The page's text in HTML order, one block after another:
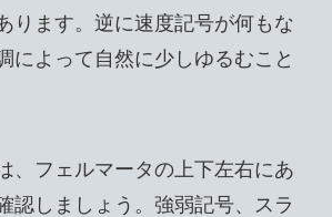
ります。逆に速度記号が何もな
によって自然に少しゆるむこと
、フェルマータの上下左右にあ
認しましょう。強弱記号、スラ